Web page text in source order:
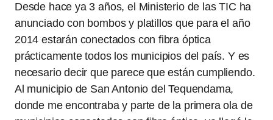
Desde hace ya 3 años, el Ministerio de las TIC ha
anunciado con bombos y platillos que para el año
2014 estarán conectados con fibra óptica
prácticamente todos los municipios del país. Y es
necesario decir que parece que están cumpliendo.
Al municipio de San Antonio del Tequendama,
donde me encontraba y parte de la primera ola de